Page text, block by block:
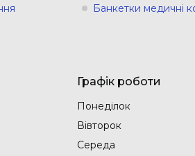
Банкетки медичні
Графік роботи
Понеділок
Вівторок
Середа